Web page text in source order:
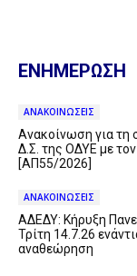
ΕΝΗΜΕΡΩΣΗ
ΑΝΑΚΟΙΝΩΣΕΙΣ
Ανακοίνωση για τη
Δ.Σ. της ΟΔΥΕ με
[ΑΠ55/2026]
ΑΝΑΚΟΙΝΩΣΕΙΣ
ΑΔΕΔΥ: Κήρυξη
Τρίτη 14.7.26
αναθεώρηση